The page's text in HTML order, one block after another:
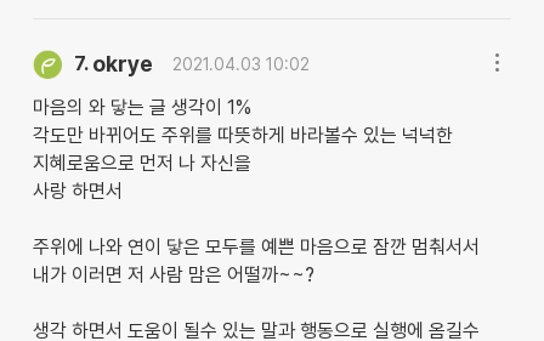
7. okrye 2021.04.03 10:02
마음의 와 닿는 글 생각이 1%
각도만 바뀌어도 주위를 따뜻하게 바라볼수 있는 넉넉한
지혜로움으로 먼저 나 자신을
사랑 하면서
주위에 나와 연이 닿은 모두를 예쁜 마음으로 잠깐 멈춰서서
내가 이러면 저 사람 맘은 어떨까~~?
생각 하면서 도움이 될수 있는 말과 행동으로 실행에 옴길수